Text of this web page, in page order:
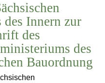
des Innern zur
des
des
Bauordnung